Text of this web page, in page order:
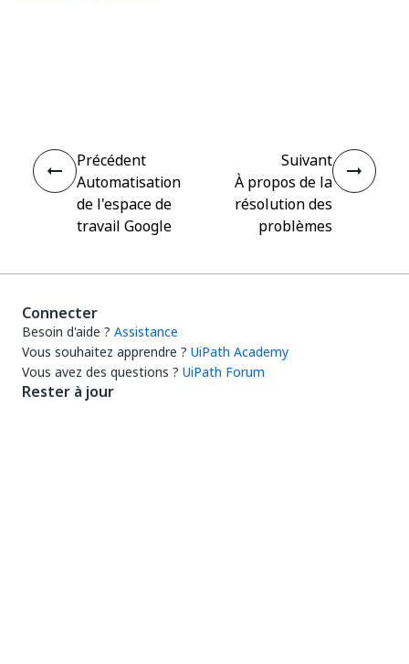
Précédent
Automatisation
de l'espace de
travail Google
Suivant
À propos de la
résolution des
problèmes
Connecter
Besoin d'aide ? Assistance
Vous souhaitez apprendre ? UiPath Academy
Vous avez des questions ? UiPath Forum
Rester à jour